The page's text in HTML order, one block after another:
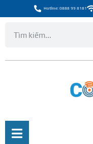
Hotline: 0888 99 8181